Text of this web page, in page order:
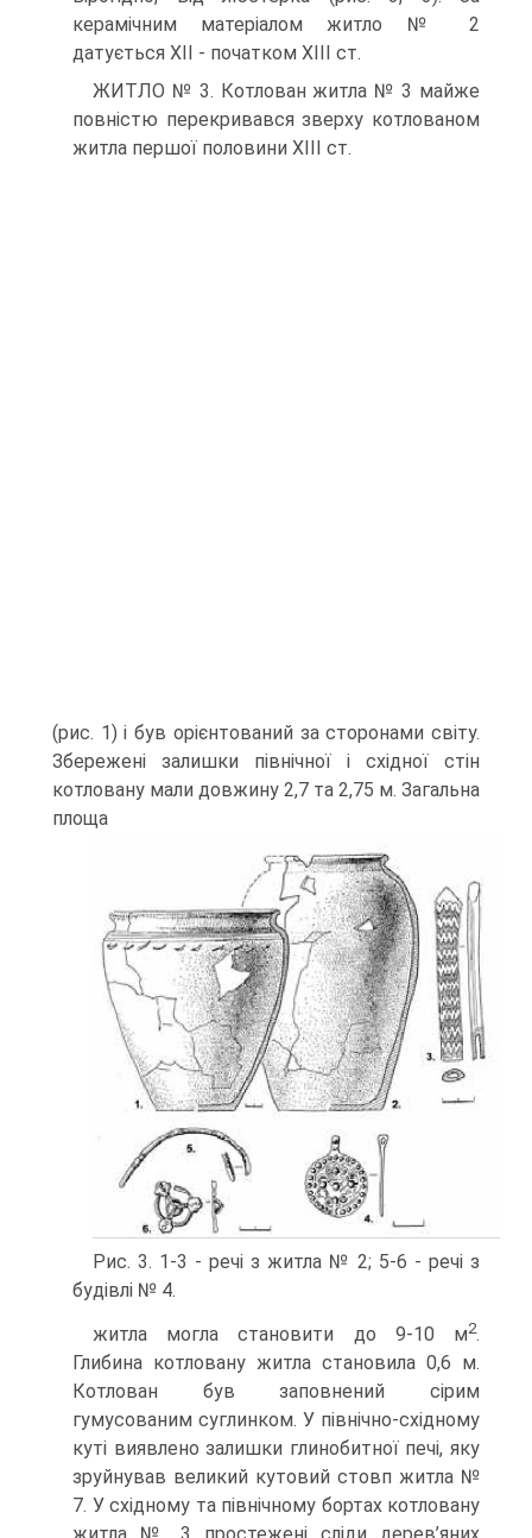
керамічним матеріалом житло № 2
датується ХІІ - початком ХІІІ ст.
ЖИТЛО № 3. Котлован житла № 3 майже
повністю перекривався зверху котлованом
житла першої половини ХІІІ ст.
(рис. 1) і був орієнтований за сторонами світу.
Збережені залишки північної і східної стін
котловану мали довжину 2,7 та 2,75 м. Загальна
площа
Рис. 3. 1-3 - речі з житла № 2; 5-6 - речі з
будівлі № 4.
житла могла становити до 9-10 м2.
Глибина котловану житла становила 0,6 м.
Котлован був заповнений сірим
гумусованим суглинком. У північно-східному
куті виявлено залишки глинобитної печі, яку
зруйнував великий кутовий стовп житла №
7. У східному та північному бортах котловану